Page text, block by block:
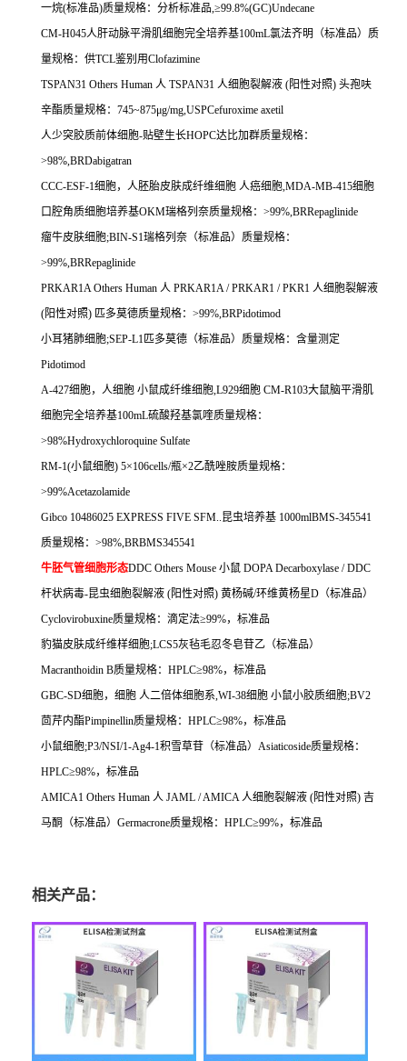
一烷(标准品)质量规格：分析标准品 ≥99.8%(GC)Undecane
CM-H045人肝动脉平滑肌细胞完全培养基100mL氯法齐明（标准品）质
量规格：供TCL鉴别用Clofazimine
TSPAN31 Others Human 人 TSPAN31 人细胞裂解液 (阳性对照) 头孢呋
辛酯质量规格： 745~875μg/mg,USPCefuroxime axetil
人少突胶质前体细胞-贴壁生长HOPC达比加群质量规格：
>98%,BRDabigatran
CCC-ESF-1细胞，人胚胎皮肤成纤维细胞 人癌细胞 ,MDA-MB-415细胞
口腔角质细胞培养基OKM瑞格列奈质量规格： >99%,BRRepaglinide
瘤牛皮肤细胞;BIN-S1瑞格列奈（标准品）质量规格：
>99%,BRRepaglinide
PRKAR1A Others Human 人 PRKAR1A / PRKAR1 / PKR1 人细胞裂解液
(阳性对照) 匹多莫德质量规格： >99%,BRPidotimod
小耳猪肺细胞;SEP-L1 匹多莫德（标准品）质量规格：含量测定
Pidotimod
A-427细胞，人细胞 小鼠成纤维细胞 ,L929细胞 CM-R103大鼠脑平滑肌
细胞完全培养基100mL硫酸羟基氯喹质量规格：
>98%Hydroxychloroquine Sulfate
RM-1(小鼠细胞) 5×106cells/瓶×2乙酰唑胺质量规格：
>99%Acetazolamide
Gibco 10486025 EXPRESS FIVE SFM.. 昆虫培养基 1000mlBMS-345541
质量规格： >98%,BRBMS345541
牛胚气管细胞形态DDC Others Mouse 小鼠 DOPA Decarboxylase / DDC
杆状病毒-昆虫细胞裂解液 (阳性对照) 黄杨碱/环维黄杨星D （标准品）
Cyclovirobuxine质量规格：滴定法≥99%，标准品
豹猫皮肤成纤维样细胞;LCS5灰毡毛忍冬皂苷乙（标准品）
Macranthoidin B质量规格： HPLC≥98%，标准品
GBC-SD细胞，细胞 人二倍体细胞系 ,WI-38细胞 小鼠小胶质细胞;BV2
茴芹内酯Pimpinellin质量规格： HPLC≥98%，标准品
小鼠细胞;P3/NSI/1-Ag4-1积雪草苷（标准品） Asiaticoside质量规格：
HPLC≥98%，标准品
AMICA1 Others Human 人 JAML / AMICA 人细胞裂解液 (阳性对照) 吉
马酮（标准品） Germacrone质量规格： HPLC≥99%，标准品
相关产品：